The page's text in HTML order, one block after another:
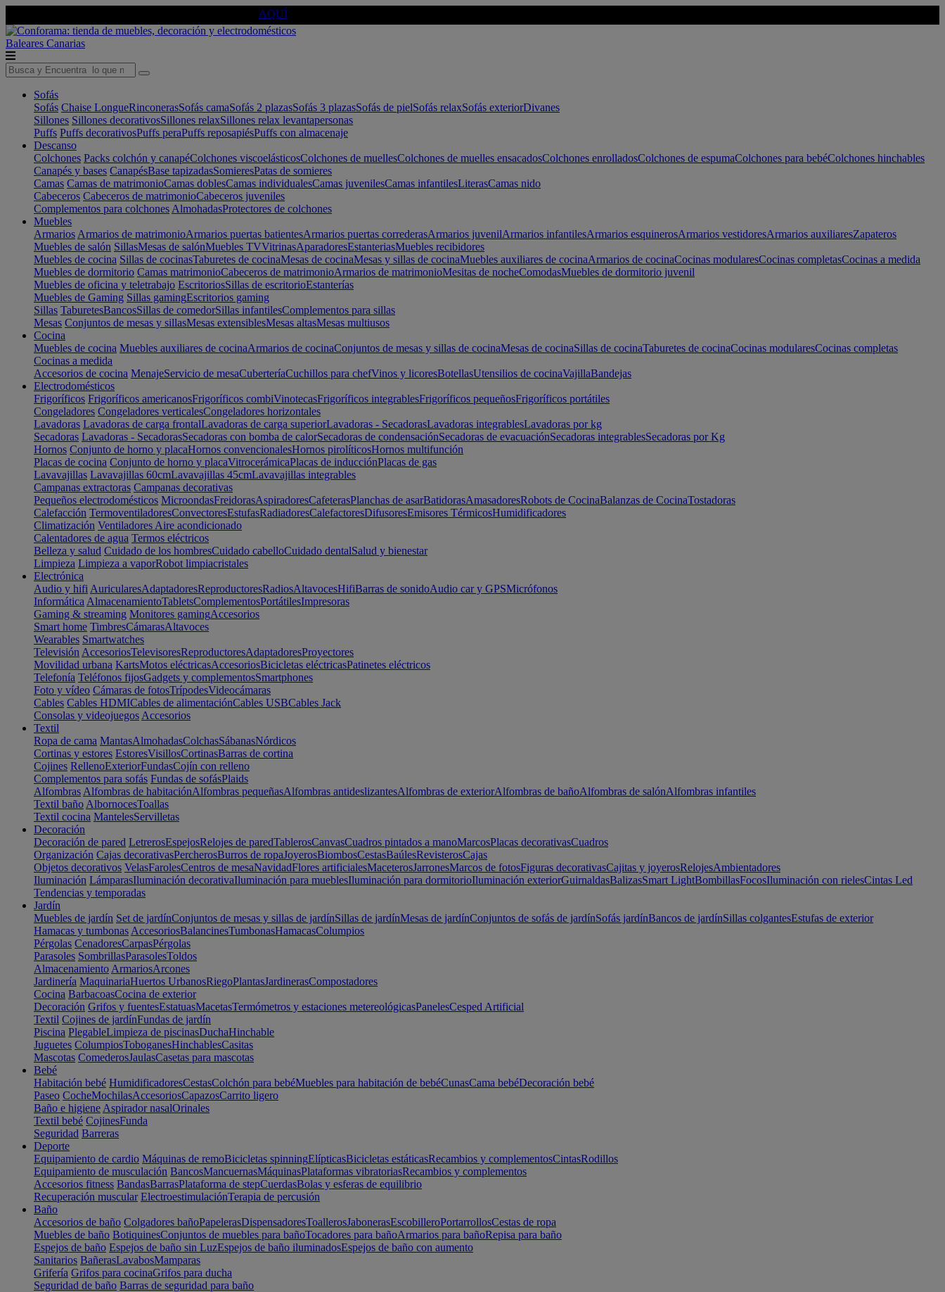
AQUÍ
Baleares Canarias
Sofás
Sofás Chaise LongueRinconerasSofás camaSofás 2 plazasSofás 3 plazasSofás de pielSofás relaxSofás exteriorDivanes
Sillones Sillones decorativosSillones relaxSillones relax levantapersonas
Puffs Puffs decorativosPuffs peraPuffs reposapiésPuffs con almacenaje
Descanso
Colchones Packs colchón y canapéColchones viscoelásticosColchones de muellesColchones de muelles ensacadosColchones enrolladosColchones de espumaColchones para bebéColchones hinchables
Canapés y bases CanapésBase tapizadasSomieresPatas de somieres
Camas Camas de matrimonioCamas doblesCamas individualesCamas juvenilesCamas infantilesLiterasCamas nido
Cabeceros Cabeceros de matrimonioCabeceros juveniles
Complementos para colchones AlmohadasProtectores de colchones
Muebles
Armarios Armarios de matrimonioArmarios puertas batientesArmarios puertas correderasArmarios juvenilArmarios infantilesArmarios esquinerosArmarios vestidoresArmarios auxiliaresZapateros
Muebles de salón SillasMesas de salónMuebles TVVitrinasAparadoresEstanteriasMuebles recibidores
Muebles de cocina Sillas de cocinasTaburetes de cocinaMesas de cocinaMesas y sillas de cocinaMuebles auxiliares de cocinaArmarios de cocinaCocinas modularesCocinas completasCocinas a medida
Muebles de dormitorio Camas matrimonioCabeceros de matrimonioArmarios de matrimonioMesitas de nocheComodasMuebles de dormitorio juvenil
Muebles de oficina y teletrabajo EscritoriosSillas de escritorioEstanterías
Muebles de Gaming Sillas gamingEscritorios gaming
Sillas TaburetesBancosSillas de comedorSillas infantilesComplementos para sillas
Mesas Conjuntos de mesas y sillasMesas extensiblesMesas altasMesas multiusos
Cocina
Muebles de cocina Muebles auxiliares de cocinaArmarios de cocinaConjuntos de mesas y sillas de cocinaMesas de cocinaSillas de cocinaTaburetes de cocinaCocinas modularesCocinas completas
Cocinas a medida
Accesorios de cocina MenajeServicio de mesaCuberteríaCuchillos para chefVinos y licoresBotellasUtensilios de cocinaVajillaBandejas
Electrodomésticos
Frigoríficos Frigoríficos americanosFrigoríficos combiVinotecasFrigoríficos integrablesFrigoríficos pequeñosFrigoríficos portátiles
Congeladores Congeladores verticalesCongeladores horizontales
Lavadoras Lavadoras de carga frontalLavadoras de carga superiorLavadoras - SecadorasLavadoras integrablesLavadoras por kg
Secadoras Lavadoras - SecadorasSecadoras con bomba de calorSecadoras de condensaciónSecadoras de evacuaciónSecadoras integrablesSecadoras por Kg
Hornos Conjunto de horno y placaHornos convencionalesHornos pirolíticosHornos multifunción
Placas de cocina Conjunto de horno y placaVitrocerámicaPlacas de inducciónPlacas de gas
Lavavajillas Lavavajillas 60cmLavavajillas 45cmLavavajillas integrables
Campanas extractoras Campanas decorativas
Pequeños electrodomésticos MicroondasFreidorasAspiradoresCafeterasPlanchas de asarBatidorasAmasadoresRobots de CocinaBalanzas de CocinaTostadoras
Calefacción TermoventiladoresConvectoresEstufasRadiadoresCalefactoresDifusoresEmisores TérmicosHumidificadores
Climatización Ventiladores Aire acondicionado
Calentadores de agua Termos eléctricos
Belleza y salud Cuidado de los hombresCuidado cabelloCuidado dentalSalud y bienestar
Limpieza Limpieza a vaporRobot limpiacristales
Electrónica
Audio y hifi AuricularesAdaptadoresReproductoresRadiosAltavocesHifiBarras de sonidoAudio car y GPSMicrófonos
Informática AlmacenamientoTabletsComplementosPortátilesImpresoras
Gaming & streaming Monitores gamingAccesorios
Smart home TimbresCámarasAltavoces
Wearables Smartwatches
Televisión AccesoriosTelevisoresReproductoresAdaptadoresProyectores
Movilidad urbana KartsMotos eléctricasAccesoriosBicicletas eléctricasPatinetes eléctricos
Telefonía Teléfonos fijosGadgets y complementosSmartphones
Foto y vídeo Cámaras de fotosTrípodesVideocámaras
Cables Cables HDMICables de alimentaciónCables USBCables Jack
Consolas y videojuegos Accesorios
Textil
Ropa de cama MantasAlmohadasColchasSábanasNórdicos
Cortinas y estores EstoresVisillosCortinasBarras de cortina
Cojines RellenoExteriorFundasCojín con relleno
Complementos para sofás Fundas de sofásPlaids
Alfombras Alfombras de habitaciónAlfombras pequeñasAlfombras antideslizantesAlfombras de exteriorAlfombras de bañoAlfombras de salónAlfombras infantiles
Textil baño AlbornocesToallas
Textil cocina MantelesServilletas
Decoración
Decoración de pared LetrerosEspejosRelojes de paredTablerosCanvasCuadros pintados a manoMarcosPlacas decorativasCuadros
Organización Cajas decorativasPercherosBurros de ropaJoyerosBiombosCestasBaúlesRevisterosCajas
Objetos decorativos VelasFarolesCentros de mesaNavidadFlores artificialesMaceterosJarronesMarcos de fotosFiguras decorativasCajitas y joyerosRelojesAmbientadores
Iluminación LámparasIluminación decorativaIluminación para mueblesIluminación para dormitorioIluminación exteriorGuirnaldasBalizasSmart LightBombillasFocosIluminación con rielesCintas Led
Tendencias y temporadas
Jardín
Muebles de jardín Set de jardínConjuntos de mesas y sillas de jardínSillas de jardínMesas de jardínConjuntos de sofás de jardínSofás jardínBancos de jardínSillas colgantesEstufas de exterior
Hamacas y tumbonas AccesoriosBalancinesTumbonasHamacasColumpios
Pérgolas CenadoresCarpasPérgolas
Parasoles SombrillasParasolesToldos
Almacenamiento ArmariosArcones
Jardinería MaquinariaHuertos UrbanosRiegoPlantasJardinerasCompostadores
Cocina BarbacoasCocina de exterior
Decoración Grifos y fuentesEstatuasMacetasTermómetros y estaciones metereológicasPanelesCesped Artificial
Textil Cojines de jardínFundas de jardín
Piscina PlegableLimpieza de piscinasDuchaHinchable
Juguetes ColumpiosToboganesHinchablesCasitas
Mascotas ComederosJaulasCasetas para mascotas
Bebé
Habitación bebé HumidificadoresCestasColchón para bebéMuebles para habitación de bebéCunasCama bebéDecoración bebé
Paseo CocheMochilasAccesoriosCapazosCarrito ligero
Baño e higiene Aspirador nasalOrinales
Textil bebé CojinesFunda
Seguridad Barreras
Deporte
Equipamiento de cardio Máquinas de remoBicicletas spinningElípticasBicicletas estáticasRecambios y complementosCintasRodillos
Equipamiento de musculación BancosMancuernasMáquinasPlataformas vibratoriasRecambios y complementos
Accesorios fitness BandasBarrasPlataforma de stepCuerdasBolas y esferas de equilibrio
Recuperación muscular ElectroestimulaciónTerapia de percusión
Baño
Accesorios de baño Colgadores bañoPapelerasDispensadoresToallerosJabonerasEscobilleroPortarrollosCestas de ropa
Muebles de baño BotiquinesConjuntos de muebles para bañoTocadores para bañoArmarios para bañoRepisa para baño
Espejos de baño Espejos de baño sin LuzEspejos de baño iluminadosEspejos de baño con aumento
Sanitarios BañerasLavabosMamparas
Grifería Grifos para cocinaGrifos para ducha
Seguridad de baño Barras de seguridad para baño